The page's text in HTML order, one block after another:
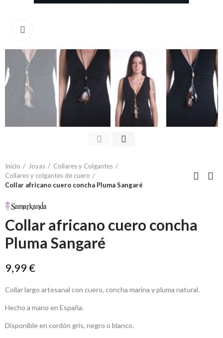
Inicio Joyas
Collares y Colgantes
Collares y colgantes de cuero
Collar africano cuero concha Pluma Sangaré
Collar africano cuero concha
Pluma Sangaré
9,99 €
Collar largo artesanal con cuero, concha marina y pluma natural.
Hecho a mano en España.
Disponible en cordón gris, negro o blanco.